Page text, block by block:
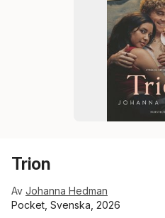
Trion
Av Johanna Hedman
Pocket, Svenska, 2026